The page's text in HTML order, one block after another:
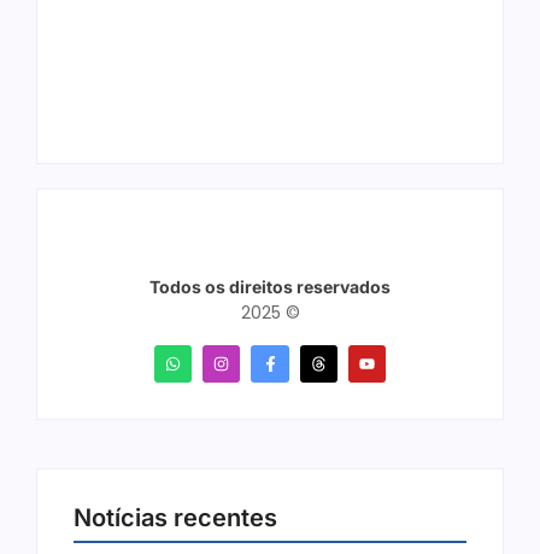
Todos os direitos reservados
2025 ©
Notícias recentes